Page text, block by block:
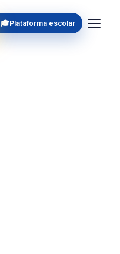
🎓Plataforma escolar